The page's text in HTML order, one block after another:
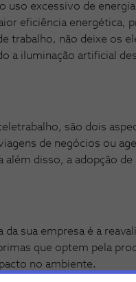
uso excessivo de
eficiência energética,
trabalho, não deixe os
a iluminação artificial
são dois
de negócios ou
disso, a adopção
sua empresa é a
que optem pela
no ambiente.